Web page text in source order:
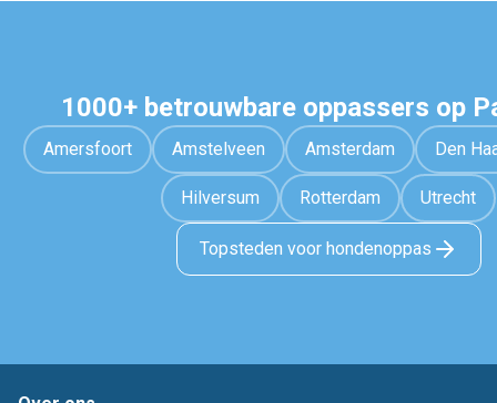
1000+ betrouwbare oppassers op
Amersfoort Amstelveen Amsterdam Den
Hilversum Rotterdam Utrecht
Topsteden voor hondenoppas